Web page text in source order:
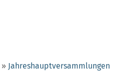
» Jahreshauptversammlungen